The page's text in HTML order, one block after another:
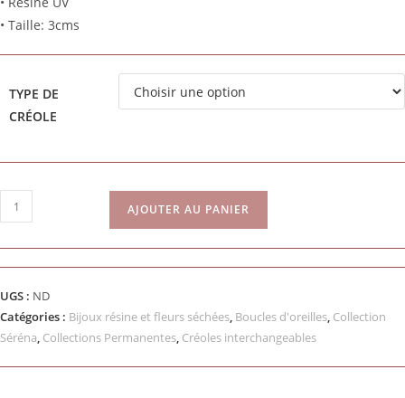
• Taille: 3cms
TYPE DE
CRÉOLE
AJOUTER AU PANIER
UGS : ND
Catégories : Bijoux résine et fleurs séchées, Boucles d'oreilles, Collection
Séréna, Collections Permanentes, Créoles interchangeables